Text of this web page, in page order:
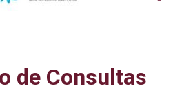
de Consultas